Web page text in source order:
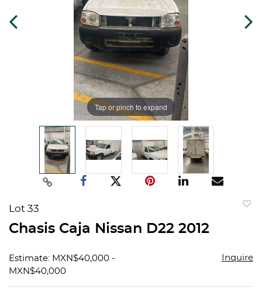
Tap or pinch to expand
Lot 33
Chasis Caja Nissan D22 2012
Estimate: MXN$40,000 -
MXN$40,000
Inquire